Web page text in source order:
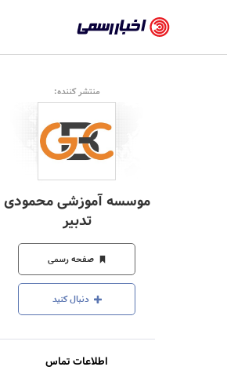
رسمی
-
اخبار
تایید
شده
شرکت‌ها،
سازمان‌ها
و
روابط
عمومی‌ها
منتشر کننده:
موسسه آموزشی محمودی
تدبیر
صفحه رسمی
دنبال کنید
اطلاعات تماس